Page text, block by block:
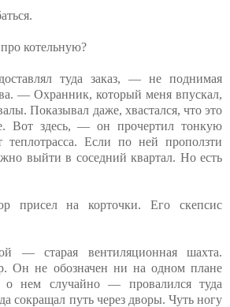
котельную?
туда заказ, — не поднимая
— Охранник, который меня впускал,
Показывал даже, хвастался, что это
Вот здесь, — он прочертил тонкую
Если по ней проползти
выйти в соседний квартал. Но есть
на корточки. Его скепсис
— старая вентиляционная шахта.
Он не обозначен ни на одном плане
о нем случайно — провалился туда
сокращал путь через дворы. Чуть ногу